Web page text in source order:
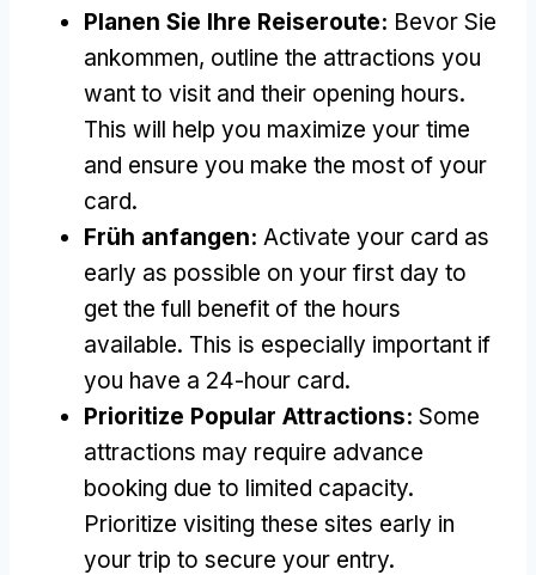
Planen Sie Ihre Reiseroute: Bevor Sie
ankommen, outline the attractions you
want to visit and their opening hours.
This will help you maximize your time
and ensure you make the most of your
card.
Früh anfangen: Activate your card as
early as possible on your first day to
get the full benefit of the hours
available. This is especially important if
you have a 24-hour card.
Prioritize Popular Attractions: Some
attractions may require advance
booking due to limited capacity.
Prioritize visiting these sites early in
your trip to secure your entry.